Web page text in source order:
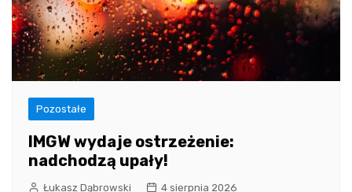
Pozostałe
IMGW wydaje ostrzeżenie:
nadchodzą upały!
Łukasz Dąbrowski 4 sierpnia 2026